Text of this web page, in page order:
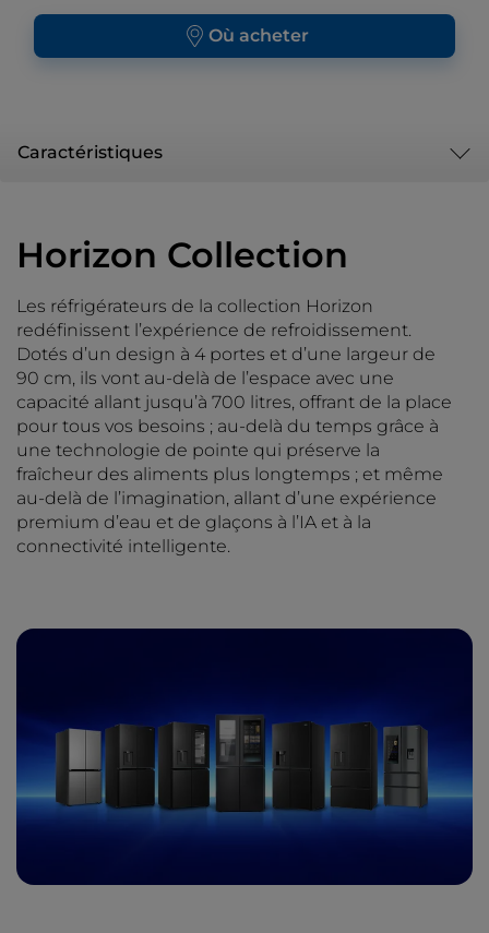
Où acheter
Caractéristiques
Horizon Collection
Les réfrigérateurs de la collection Horizon
redéfinissent l’expérience de refroidissement.
Dotés d’un design à 4 portes et d’une largeur de
90 cm, ils vont au-delà de l’espace avec une
capacité allant jusqu’à 700 litres, offrant de la place
pour tous vos besoins ; au-delà du temps grâce à
une technologie de pointe qui préserve la
fraîcheur des aliments plus longtemps ; et même
au-delà de l’imagination, allant d’une expérience
premium d’eau et de glaçons à l’IA et à la
connectivité intelligente.